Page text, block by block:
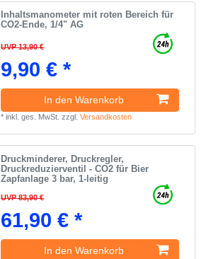
Inhaltsmanometer mit roten Bereich für
CO2-Ende, 1/4" AG
UVP 13,90 €
9,90 € *
In den Warenkorb
*inkl. ges. MwSt. zzgl.Versandkosten
Druckminderer, Druckregler,
Druckreduzierventil - CO2 für Bier
Zapfanlage 3 bar, 1-leitig
UVP 83,90 €
61,90 € *
In den Warenkorb